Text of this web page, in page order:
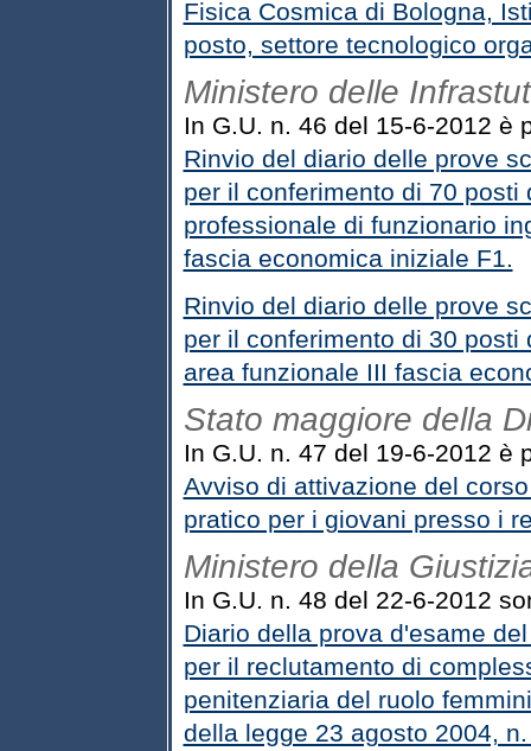
Fisica Cosmica di Bologna,
posto, settore tecnologico
Ministero delle
In G.U. n. 46 del 15-6-2012 è
Rinvio del diario delle prove
per il conferimento di 70
professionale di funzionario
fascia economica iniziale F1.
Rinvio del diario delle prove
per il conferimento di 30
area funzionale III fascia
Stato maggiore della
In G.U. n. 47 del 19-6-2012 è
Avviso di attivazione del
pratico per i giovani presso i
Ministero della
In G.U. n. 48 del 22-6-2012
Diario della prova d'esame
per il reclutamento di
penitenziaria del ruolo
della legge 23 agosto 2004,